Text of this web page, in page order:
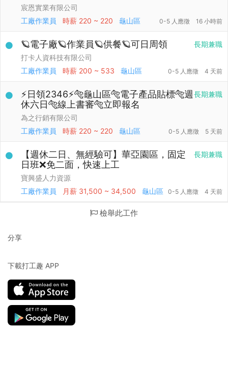
宸恩實業有限公司
工廠作業員
時薪 220 ~ 220 龜山區 0-5 人應徵 16 小時前
長期兼職
🪐電子廠🪐作業員🪐供餐🪐可日周領
打卡人資科技有限公司
工廠作業員
時薪 200 ~ 533 龜山區 0-5 人應徵 4 天前
長期兼職
⚡日領2346⚡🐅龜山區🐅電子產品貼標🐅週
休六日🐅線上書審🐅立即報名
為之行銷有限公司
工廠作業員
時薪 220 ~ 220 龜山區 0-5 人應徵 5 天前
長期兼職
【週休二日、無經驗可】華亞園區，固定
日班❌免二面，快速上工
寶興盛人力資源
工廠作業員
月薪 31,500 ~ 34,500 龜山區 0-5 人應徵 4 天前
檢舉此工作
分享
下載打工趣 APP